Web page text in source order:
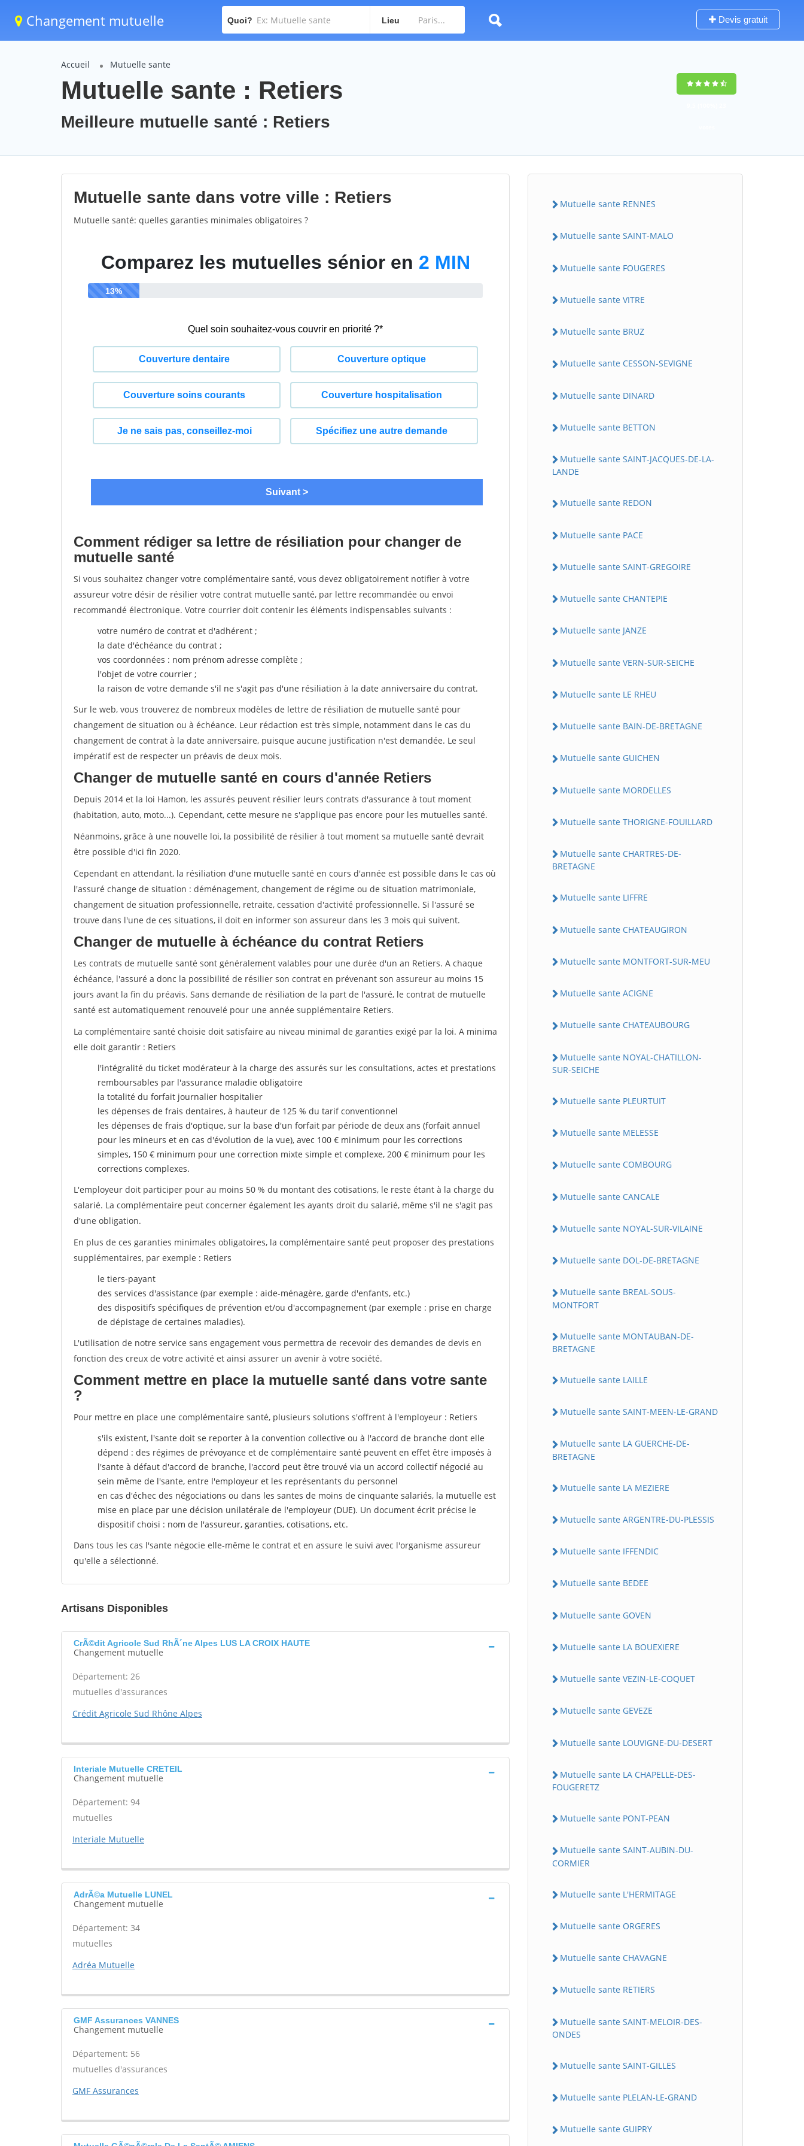
Changement mutuelle Quoi? Lieu Devis gratuit
Accueil Mutuelle sante
Mutuelle sante : Retiers
Meilleure mutuelle santé : Retiers
Mutuelle sante dans votre ville : Retiers
Mutuelle santé: quelles garanties minimales obligatoires ?
Comment rédiger sa lettre de résiliation pour changer de
mutuelle santé
Si vous souhaitez changer votre complémentaire santé, vous devez obligatoirement notifier à votre
assureur votre désir de résilier votre contrat mutuelle santé, par lettre recommandée ou envoi
recommandé électronique. Votre courrier doit contenir les éléments indispensables suivants :
votre numéro de contrat et d'adhérent ;
la date d'échéance du contrat ;
vos coordonnées : nom prénom adresse complète ;
l'objet de votre courrier ;
la raison de votre demande s'il ne s'agit pas d'une résiliation à la date anniversaire du contrat.
Sur le web, vous trouverez de nombreux modèles de lettre de résiliation de mutuelle santé pour
changement de situation ou à échéance. Leur rédaction est très simple, notamment dans le cas du
changement de contrat à la date anniversaire, puisque aucune justification n'est demandée. Le seul
impératif est de respecter un préavis de deux mois.
Changer de mutuelle santé en cours d'année Retiers
Depuis 2014 et la loi Hamon, les assurés peuvent résilier leurs contrats d'assurance à tout moment
(habitation, auto, moto...). Cependant, cette mesure ne s'applique pas encore pour les mutuelles santé.
Néanmoins, grâce à une nouvelle loi, la possibilité de résilier à tout moment sa mutuelle santé devrait
être possible d'ici fin 2020.
Cependant en attendant, la résiliation d'une mutuelle santé en cours d'année est possible dans le cas où
l'assuré change de situation : déménagement, changement de régime ou de situation matrimoniale,
changement de situation professionnelle, retraite, cessation d'activité professionnelle. Si l'assuré se
trouve dans l'une de ces situations, il doit en informer son assureur dans les 3 mois qui suivent.
Changer de mutuelle à échéance du contrat Retiers
Les contrats de mutuelle santé sont généralement valables pour une durée d'un an Retiers. A chaque
échéance, l'assuré a donc la possibilité de résilier son contrat en prévenant son assureur au moins 15
jours avant la fin du préavis. Sans demande de résiliation de la part de l'assuré, le contrat de mutuelle
santé est automatiquement renouvelé pour une année supplémentaire Retiers.
La complémentaire santé choisie doit satisfaire au niveau minimal de garanties exigé par la loi. A minima
elle doit garantir : Retiers
l'intégralité du ticket modérateur à la charge des assurés sur les consultations, actes et prestations
remboursables par l'assurance maladie obligatoire
la totalité du forfait journalier hospitalier
les dépenses de frais dentaires, à hauteur de 125 % du tarif conventionnel
les dépenses de frais d'optique, sur la base d'un forfait par période de deux ans (forfait annuel
pour les mineurs et en cas d'évolution de la vue), avec 100 € minimum pour les corrections
simples, 150 € minimum pour une correction mixte simple et complexe, 200 € minimum pour les
corrections complexes.
L'employeur doit participer pour au moins 50 % du montant des cotisations, le reste étant à la charge du
salarié. La complémentaire peut concerner également les ayants droit du salarié, même s'il ne s'agit pas
d'une obligation.
En plus de ces garanties minimales obligatoires, la complémentaire santé peut proposer des prestations
supplémentaires, par exemple : Retiers
le tiers-payant
des services d'assistance (par exemple : aide-ménagère, garde d'enfants, etc.)
des dispositifs spécifiques de prévention et/ou d'accompagnement (par exemple : prise en charge
de dépistage de certaines maladies).
L'utilisation de notre service sans engagement vous permettra de recevoir des demandes de devis en
fonction des creux de votre activité et ainsi assurer un avenir à votre société.
Comment mettre en place la mutuelle santé dans votre sante
?
Pour mettre en place une complémentaire santé, plusieurs solutions s'offrent à l'employeur : Retiers
s'ils existent, l'sante doit se reporter à la convention collective ou à l'accord de branche dont elle
dépend : des régimes de prévoyance et de complémentaire santé peuvent en effet être imposés à
l'sante à défaut d'accord de branche, l'accord peut être trouvé via un accord collectif négocié au
sein même de l'sante, entre l'employeur et les représentants du personnel
en cas d'échec des négociations ou dans les santes de moins de cinquante salariés, la mutuelle est
mise en place par une décision unilatérale de l'employeur (DUE). Un document écrit précise le
dispositif choisi : nom de l'assureur, garanties, cotisations, etc.
Dans tous les cas l'sante négocie elle-même le contrat et en assure le suivi avec l'organisme assureur
qu'elle a sélectionné.
Artisans Disponibles
CrÃ©dit Agricole Sud RhÃ´ne Alpes LUS LA CROIX HAUTE
Changement mutuelle
Département: 26
mutuelles d'assurances
Crédit Agricole Sud Rhône Alpes
Interiale Mutuelle CRETEIL
Changement mutuelle
Département: 94
mutuelles
Interiale Mutuelle
AdrÃ©a Mutuelle LUNEL
Changement mutuelle
Département: 34
mutuelles
Adréa Mutuelle
GMF Assurances VANNES
Changement mutuelle
Département: 56
mutuelles d'assurances
GMF Assurances
Mutuelle sante RENNES
Mutuelle sante SAINT-MALO
Mutuelle sante FOUGERES
Mutuelle sante VITRE
Mutuelle sante BRUZ
Mutuelle sante CESSON-SEVIGNE
Mutuelle sante DINARD
Mutuelle sante BETTON
Mutuelle sante SAINT-JACQUES-DE-LA-
LANDE
Mutuelle sante REDON
Mutuelle sante PACE
Mutuelle sante SAINT-GREGOIRE
Mutuelle sante CHANTEPIE
Mutuelle sante JANZE
Mutuelle sante VERN-SUR-SEICHE
Mutuelle sante LE RHEU
Mutuelle sante BAIN-DE-BRETAGNE
Mutuelle sante GUICHEN
Mutuelle sante MORDELLES
Mutuelle sante THORIGNE-FOUILLARD
Mutuelle sante CHARTRES-DE-
BRETAGNE
Mutuelle sante LIFFRE
Mutuelle sante CHATEAUGIRON
Mutuelle sante MONTFORT-SUR-MEU
Mutuelle sante ACIGNE
Mutuelle sante CHATEAUBOURG
Mutuelle sante NOYAL-CHATILLON-
SUR-SEICHE
Mutuelle sante PLEURTUIT
Mutuelle sante MELESSE
Mutuelle sante COMBOURG
Mutuelle sante CANCALE
Mutuelle sante NOYAL-SUR-VILAINE
Mutuelle sante DOL-DE-BRETAGNE
Mutuelle sante BREAL-SOUS-
MONTFORT
Mutuelle sante MONTAUBAN-DE-
BRETAGNE
Mutuelle sante LAILLE
Mutuelle sante SAINT-MEEN-LE-GRAND
Mutuelle sante LA GUERCHE-DE-
BRETAGNE
Mutuelle sante LA MEZIERE
Mutuelle sante ARGENTRE-DU-PLESSIS
Mutuelle sante IFFENDIC
Mutuelle sante BEDEE
Mutuelle sante GOVEN
Mutuelle sante LA BOUEXIERE
Mutuelle sante VEZIN-LE-COQUET
Mutuelle sante GEVEZE
Mutuelle sante LOUVIGNE-DU-DESERT
Mutuelle sante LA CHAPELLE-DES-
FOUGERETZ
Mutuelle sante PONT-PEAN
Mutuelle sante SAINT-AUBIN-DU-
CORMIER
Mutuelle sante L'HERMITAGE
Mutuelle sante ORGERES
Mutuelle sante CHAVAGNE
Mutuelle sante RETIERS
Mutuelle sante SAINT-MELOIR-DES-
ONDES
Mutuelle sante SAINT-GILLES
Mutuelle sante PLELAN-LE-GRAND
Mutuelle sante GUIPRY